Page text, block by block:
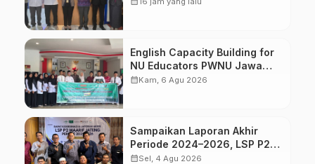
English Capacity Building for
NU Educators PWNU Jawa
Tengah Batch#4; Membuka
calendar_monthKam, 6 Agu 2026
Sampaikan Laporan Akhir
Periode 2024–2026, LSP P2
Ma’arif NU Jateng Mantapkan
calendar_monthSel, 4 Agu 2026